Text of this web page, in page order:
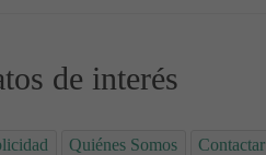
de interés
Quiénes Somos Contactar